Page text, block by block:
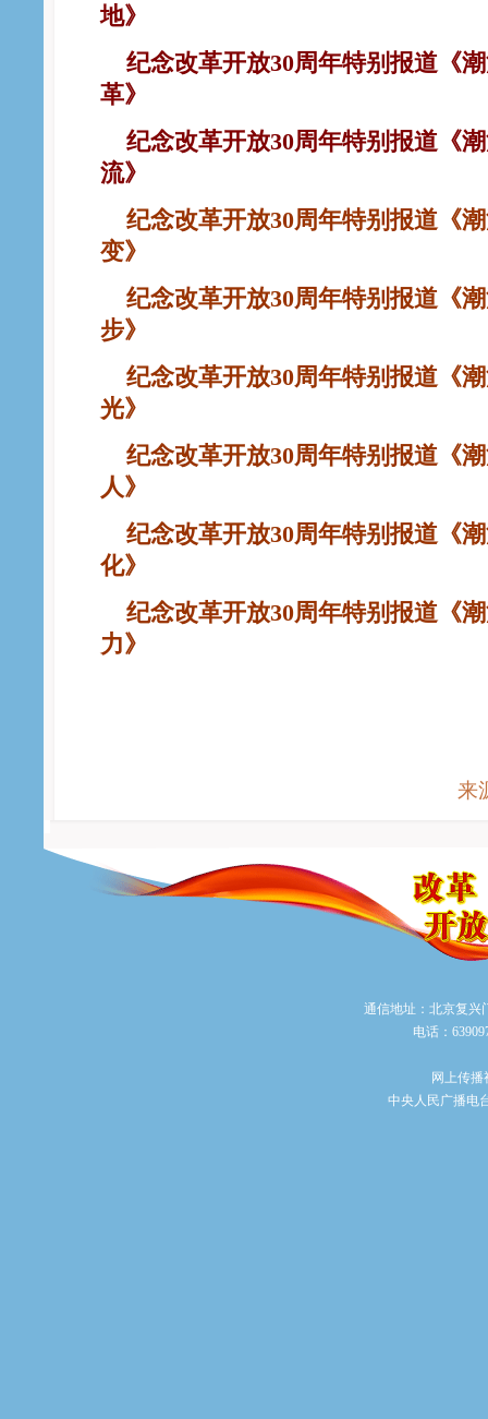
地》
纪念改革开放30周年特别报道《
革》
纪念改革开放30周年特别报道《
流》
纪念改革开放30周年特别报道《
变》
纪念改革开放30周年特别报道《
步》
纪念改革开放30周年特别报道《
光》
纪念改革开放30周年特别报道《
人》
纪念改革开放30周年特别报道《
化》
纪念改革开放30周年特别报道《
力》
来